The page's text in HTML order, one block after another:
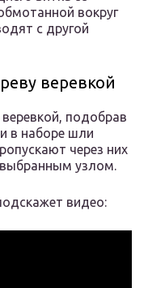
вокруг
с другой
веревкой
подобрав
в наборе шли
через них
узлом.
видео: